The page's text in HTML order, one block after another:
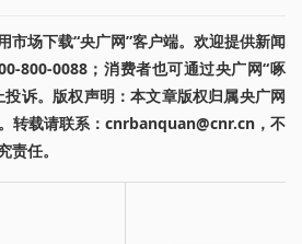
市场下载“央广网”客户端。欢迎提供新闻
800-0088；消费者也可通过央广网“啄
诉。版权声明：本文章版权归属央广网
转载请联系：cnrbanquan@cnr.cn，不
任。